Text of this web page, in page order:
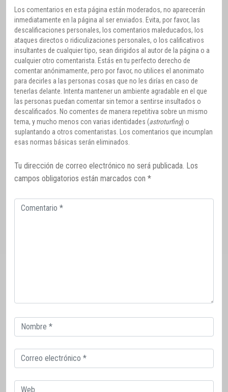
Los comentarios en esta página están moderados, no aparecerán
inmediatamente en la página al ser enviados. Evita, por favor, las
descalificaciones personales, los comentarios maleducados, los
ataques directos o ridiculizaciones personales, o los calificativos
insultantes de cualquier tipo, sean dirigidos al autor de la página o a
cualquier otro comentarista. Estás en tu perfecto derecho de
comentar anónimamente, pero por favor, no utilices el anonimato
para decirles a las personas cosas que no les dirías en caso de
tenerlas delante. Intenta mantener un ambiente agradable en el que
las personas puedan comentar sin temor a sentirse insultados o
descalificados. No comentes de manera repetitiva sobre un mismo
tema, y mucho menos con varias identidades (astroturfing) o
suplantando a otros comentaristas. Los comentarios que incumplan
esas normas básicas serán eliminados.
Tu dirección de correo electrónico no será publicada. Los
campos obligatorios están marcados con *
Comentario
Correo
electrónico
Correo
electrónico
Web